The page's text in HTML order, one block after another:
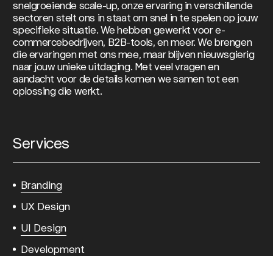
snelgroeiende scale-up, onze ervaring in verschillende
sectoren stelt ons in staat om snel in te spelen op jouw
specifieke situatie. We hebben gewerkt voor e-
commercebedrijven, B2B-tools, en meer. We brengen
die ervaringen met ons mee, maar blijven nieuwsgierig
naar jouw unieke uitdaging. Met veel vragen en
aandacht voor de details komen we samen tot een
oplossing die werkt.
Services
Branding
UX Design
UI Design
Development